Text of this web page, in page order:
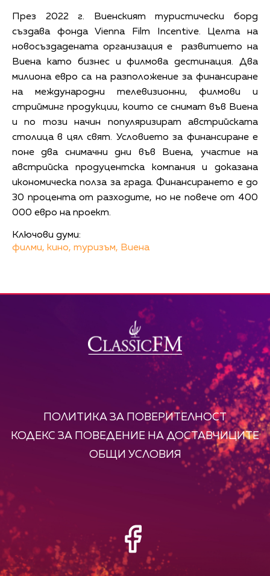
През 2022 г. Виенският туристически борд
създава фонда Vienna Film Incentive. Целта на
новосъздадената организация е развитието на
Виена като бизнес и филмова дестинация. Два
милиона евро са на разположение за финансиране
на международни телевизионни, филмови и
стрийминг продукции, които се снимат във Виена
и по този начин популяризират австрийската
столица в цял свят. Условието за финансиране е
поне два снимачни дни във Виена, участие на
австрийска продуцентска компания и доказана
икономическа полза за града. Финансирането е до
30 процента от разходите, но не повече от 400
000 евро на проект.
Ключови думи:
филми, кино, туризъм, Виена
ПОЛИТИКА ЗА ПОВЕРИТЕЛНОСТ
КОДЕКС ЗА ПОВЕДЕНИЕ НА ДОСТАВЧИЦИТЕ
ОБЩИ УСЛОВИЯ